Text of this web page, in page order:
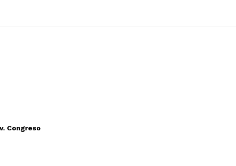
Congreso